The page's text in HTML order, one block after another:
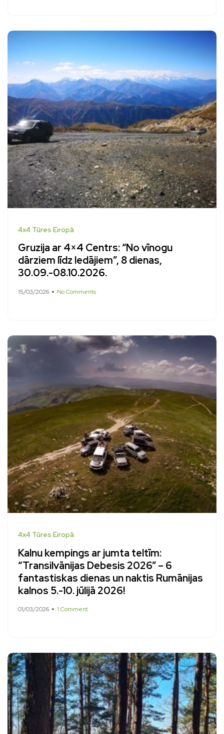
4x4 Tūres Eiropā
Gruzija ar 4×4 Centrs: “No vīnogu
dārziem līdz ledājiem”, 8 dienas,
30.09.-08.10.2026.
15/03/2026 No Comments
4x4 Tūres Eiropā
Kalnu kempings ar jumta teltīm:
“Transilvānijas Debesis 2026” – 6
fantastiskas dienas un naktis Rumānijas
kalnos 5.-10. jūlijā 2026!
01/03/2026 1 Comment